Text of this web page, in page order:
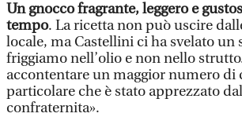
Un gnocco fragrante, leggero e
tempo. La ricetta non può uscire
locale, ma Castellini ci ha svelato un
friggiamo nell’olio e non nello
accontentare un maggior numero di
particolare che è stato apprezzato
confraternita».